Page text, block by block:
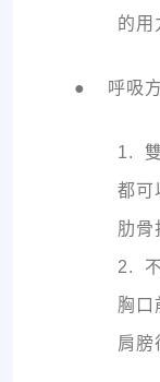
的用
● 呼吸方
1.
都可
肋骨
2.
胸口
肩膀